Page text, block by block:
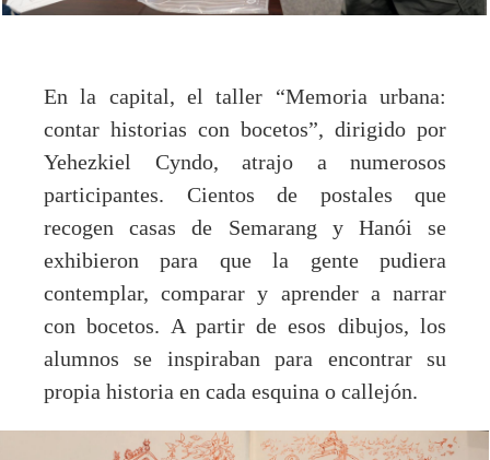
En la capital, el taller “Memoria urbana:
contar historias con bocetos”, dirigido por
Yehezkiel Cyndo, atrajo a numerosos
participantes. Cientos de postales que
recogen casas de Semarang y Hanói se
exhibieron para que la gente pudiera
contemplar, comparar y aprender a narrar
con bocetos. A partir de esos dibujos, los
alumnos se inspiraban para encontrar su
propia historia en cada esquina o callejón.